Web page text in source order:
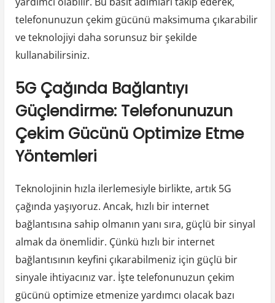
telefonunuzun çekim gücünü maksimuma çıkarabilir
ve teknolojiyi daha sorunsuz bir şekilde
kullanabilirsiniz.
5G Çağında Bağlantıyı
Güçlendirme: Telefonunuzun
Çekim Gücünü Optimize Etme
Yöntemleri
Teknolojinin hızla ilerlemesiyle birlikte, artık 5G
çağında yaşıyoruz. Ancak, hızlı bir internet
bağlantısına sahip olmanın yanı sıra, güçlü bir sinyal
almak da önemlidir. Çünkü hızlı bir internet
bağlantısının keyfini çıkarabilmeniz için güçlü bir
sinyale ihtiyacınız var. İşte telefonunuzun çekim
gücünü optimize etmenize yardımcı olacak bazı